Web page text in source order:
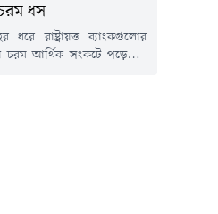
ধস
ধরে রাষ্ট্রায়ত্ত ব্যাংকগুলোর
চরম আর্থিক সংকটে পড়েছেন